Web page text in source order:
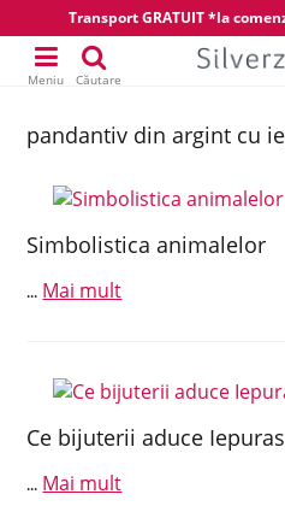
Transport GRATUIT *la
Meniu Căutare
pandantiv din argint cu
Simbolistica animalelor
... Mai mult
Ce bijuterii aduce
... Mai mult